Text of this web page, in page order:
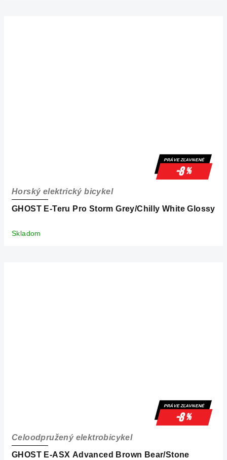
PRÁVE ZĽAVNENÉ
-8%
GHOST E-Teru Pro Storm Grey/Chilly White Glossy
Horský elektrický bicykel
Skladom
PRÁVE ZĽAVNENÉ
-8%
GHOST E-ASX Advanced Brown Bear/Stone
Celoodpružený elektrobicykel